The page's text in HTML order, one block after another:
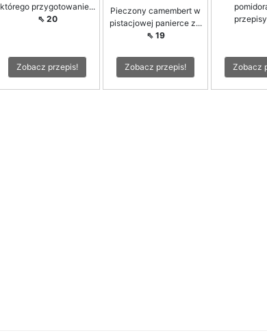
którego przygotowanie...
⇖ 20
Zobacz przepis!
Pieczony camembert w
pistacjowej panierce z...
⇖ 19
Zobacz przepis! Zobacz